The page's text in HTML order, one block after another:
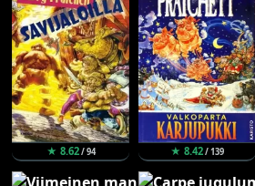
★ 8.62/ 94 ★ 8.42/ 139